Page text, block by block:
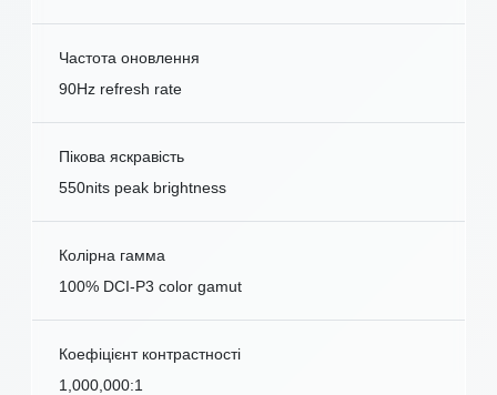
Частота оновлення
90Hz refresh rate
Пікова яскравість
550nits peak brightness
Колірна гамма
100% DCI-P3 color gamut
Коефіцієнт контрастності
1,000,000:1